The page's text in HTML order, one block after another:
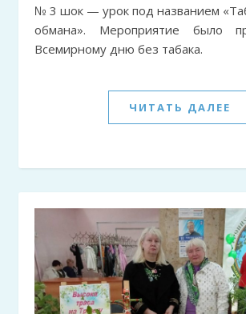
№ 3 шок — урок под названием
обмана». Мероприятие было
Всемирному дню без табака.
ЧИТАТЬ ДАЛЕЕ